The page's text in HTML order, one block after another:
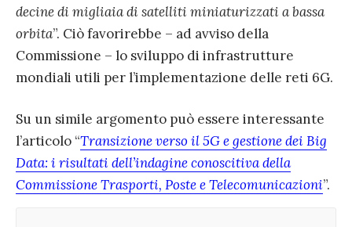
decine di migliaia di satelliti miniaturizzati a bassa
orbita”. Ciò favorirebbe – ad avviso della
Commissione – lo sviluppo di infrastrutture
mondiali utili per l’implementazione delle reti 6G.
Su un simile argomento può essere interessante
l’articolo “Transizione verso il 5G e gestione dei Big
Data: i risultati dell’indagine conoscitiva della
Commissione Trasporti, Poste e Telecomunicazioni”.